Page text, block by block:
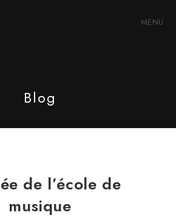
MENU
Blog
de l’école de
musique